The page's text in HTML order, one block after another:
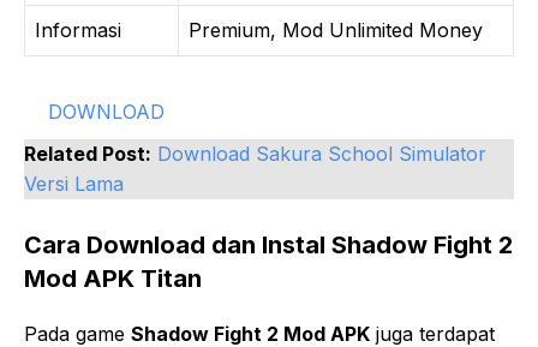
Informasi Premium, Mod Unlimited Money
DOWNLOAD
Related Post: Download Sakura School Simulator
Versi Lama
Cara Download dan Instal Shadow Fight 2
Mod APK Titan
Pada game Shadow Fight 2 Mod APK juga terdapat